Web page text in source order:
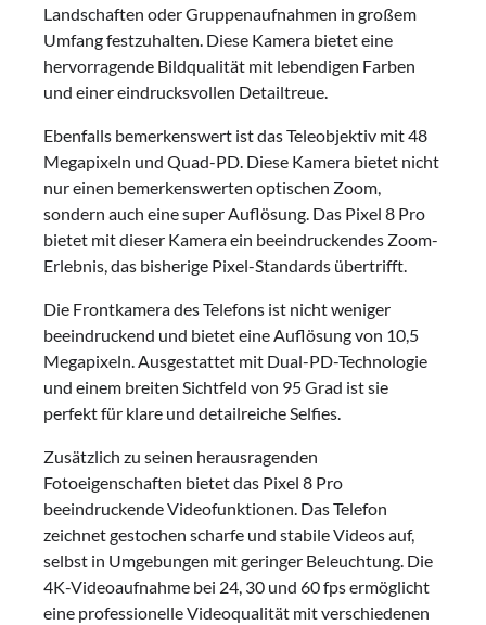
Landschaften oder Gruppenaufnahmen in großem
Umfang festzuhalten. Diese Kamera bietet eine
hervorragende Bildqualität mit lebendigen Farben
und einer eindrucksvollen Detailtreue.
Ebenfalls bemerkenswert ist das Teleobjektiv mit 48
Megapixeln und Quad-PD. Diese Kamera bietet nicht
nur einen bemerkenswerten optischen Zoom,
sondern auch eine super Auflösung. Das Pixel 8 Pro
bietet mit dieser Kamera ein beeindruckendes Zoom-
Erlebnis, das bisherige Pixel-Standards übertrifft.
Die Frontkamera des Telefons ist nicht weniger
beeindruckend und bietet eine Auflösung von 10,5
Megapixeln. Ausgestattet mit Dual-PD-Technologie
und einem breiten Sichtfeld von 95 Grad ist sie
perfekt für klare und detailreiche Selfies.
Zusätzlich zu seinen herausragenden
Fotoeigenschaften bietet das Pixel 8 Pro
beeindruckende Videofunktionen. Das Telefon
zeichnet gestochen scharfe und stabile Videos auf,
selbst in Umgebungen mit geringer Beleuchtung. Die
4K-Videoaufnahme bei 24, 30 und 60 fps ermöglicht
eine professionelle Videoqualität mit verschiedenen